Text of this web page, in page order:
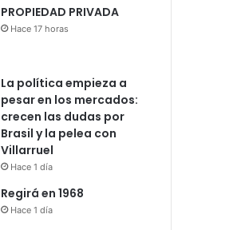
PROPIEDAD PRIVADA
Hace 17 horas
La política empieza a
pesar en los mercados:
crecen las dudas por
Brasil y la pelea con
Villarruel
Hace 1 día
Regirá en 1968
Hace 1 día